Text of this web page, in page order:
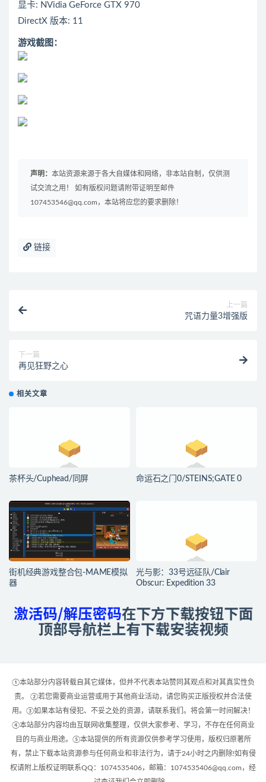
显卡: NVidia GeForce GTX 970
DirectX 版本: 11
游戏截图：
声明： 本站资源来源于各大自媒体和网络，非本站自制，仅供测
试交流之用！ 如有版权问题请附带证明至邮件
107453546@qq.com，本站将应您的要求删除！
链接
上一篇
咒语力量3增强版
下一篇
再见狂野之心
相关文章
茶杯头/Cuphead/同屏 命运石之门0/STEINS;GATE 0
街机经典游戏整合包-MAME模拟
器
光与影：33号远征队/Clair
Obscur: Expedition 33
①本站部分内容转载自其它媒体，但并不代表本站赞同其观点和对其真实性负
责。 ②若您需要商业运营或用于其他商业活动，请您购买正版授权并合法使
用。③如果本站有侵犯、不妥之处的资源，请联系我们。将会第一时间解决！
④本站部分内容均由互联网收集整理，仅供大家参考、学习，不存在任何商业
目的与商业用途。⑤本站提供的所有资源仅供参考学习使用，版权归原著所
有，禁止下载本站资源参与任何商业和非法行为，请于24小时之内删除!如有侵
权请附上版权证明联系QQ：1074535406，邮箱：1074535406@qq.com，经